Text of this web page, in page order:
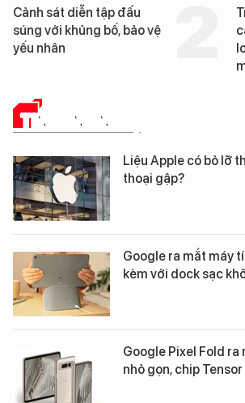
Trung Quốc phát hiện “mỏ
cao su tự nhiên” từ một
loài cỏ dại mọc trên đất
TIN CÔNG NGHỆ
Liệu Apple có bỏ lỡ
thoại gập?
Google ra mắt máy
kèm với dock sạc
Google Pixel Fold
nhỏ gọn, chip Tensor